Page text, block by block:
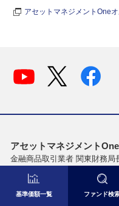
基準価額一覧 ファンド検
アセットマネジメントOne
アセットマネジメント
金融商品取引業者 関東財務局
加入協会：一般社団法人資産